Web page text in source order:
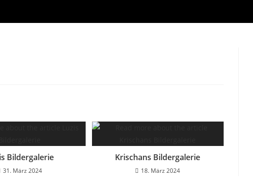
Bildergalerie
31. März 2024
Krischans Bildergalerie
18. März 2024